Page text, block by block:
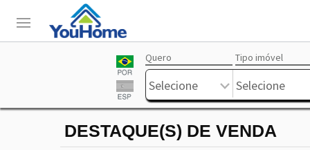
Livre
Quero Tipo imóvel
Selecione Selecione
DESTAQUE(S) DE VENDA